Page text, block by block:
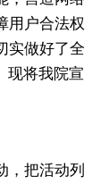
用户合法权
实做好了全
现将我院宣
，把活动列